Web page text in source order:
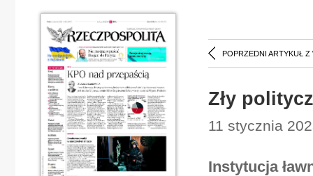
POPRZEDNI ARTYKUŁ Z
Zły
11 stycznia
Instytucja